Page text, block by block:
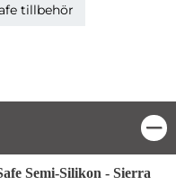
tillbehör
Semi-Silikon - Sierra